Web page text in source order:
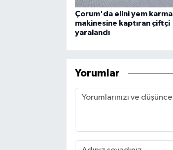
Çorum'da elini yem karma
makinesine kaptıran çiftçi
yaralandı
Yorumlar